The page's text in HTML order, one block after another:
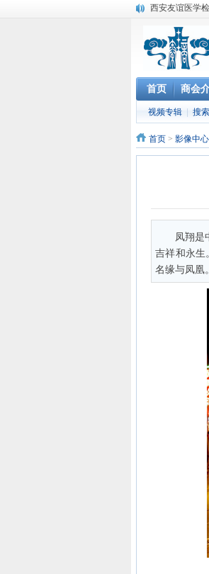
陕西最大独立
笔蘸深情写凤翔
豆腐村里豆腐宴
凤翔城建迈新步
凤翔将撤县建区
凤翔历史文化
全国只有一个凤
张寒晖与“寒晖
写给华山论剑
首页 商会
视频专辑 搜索
首页 > 影像中心
凤翔是
吉祥和永生
名缘与凤凰